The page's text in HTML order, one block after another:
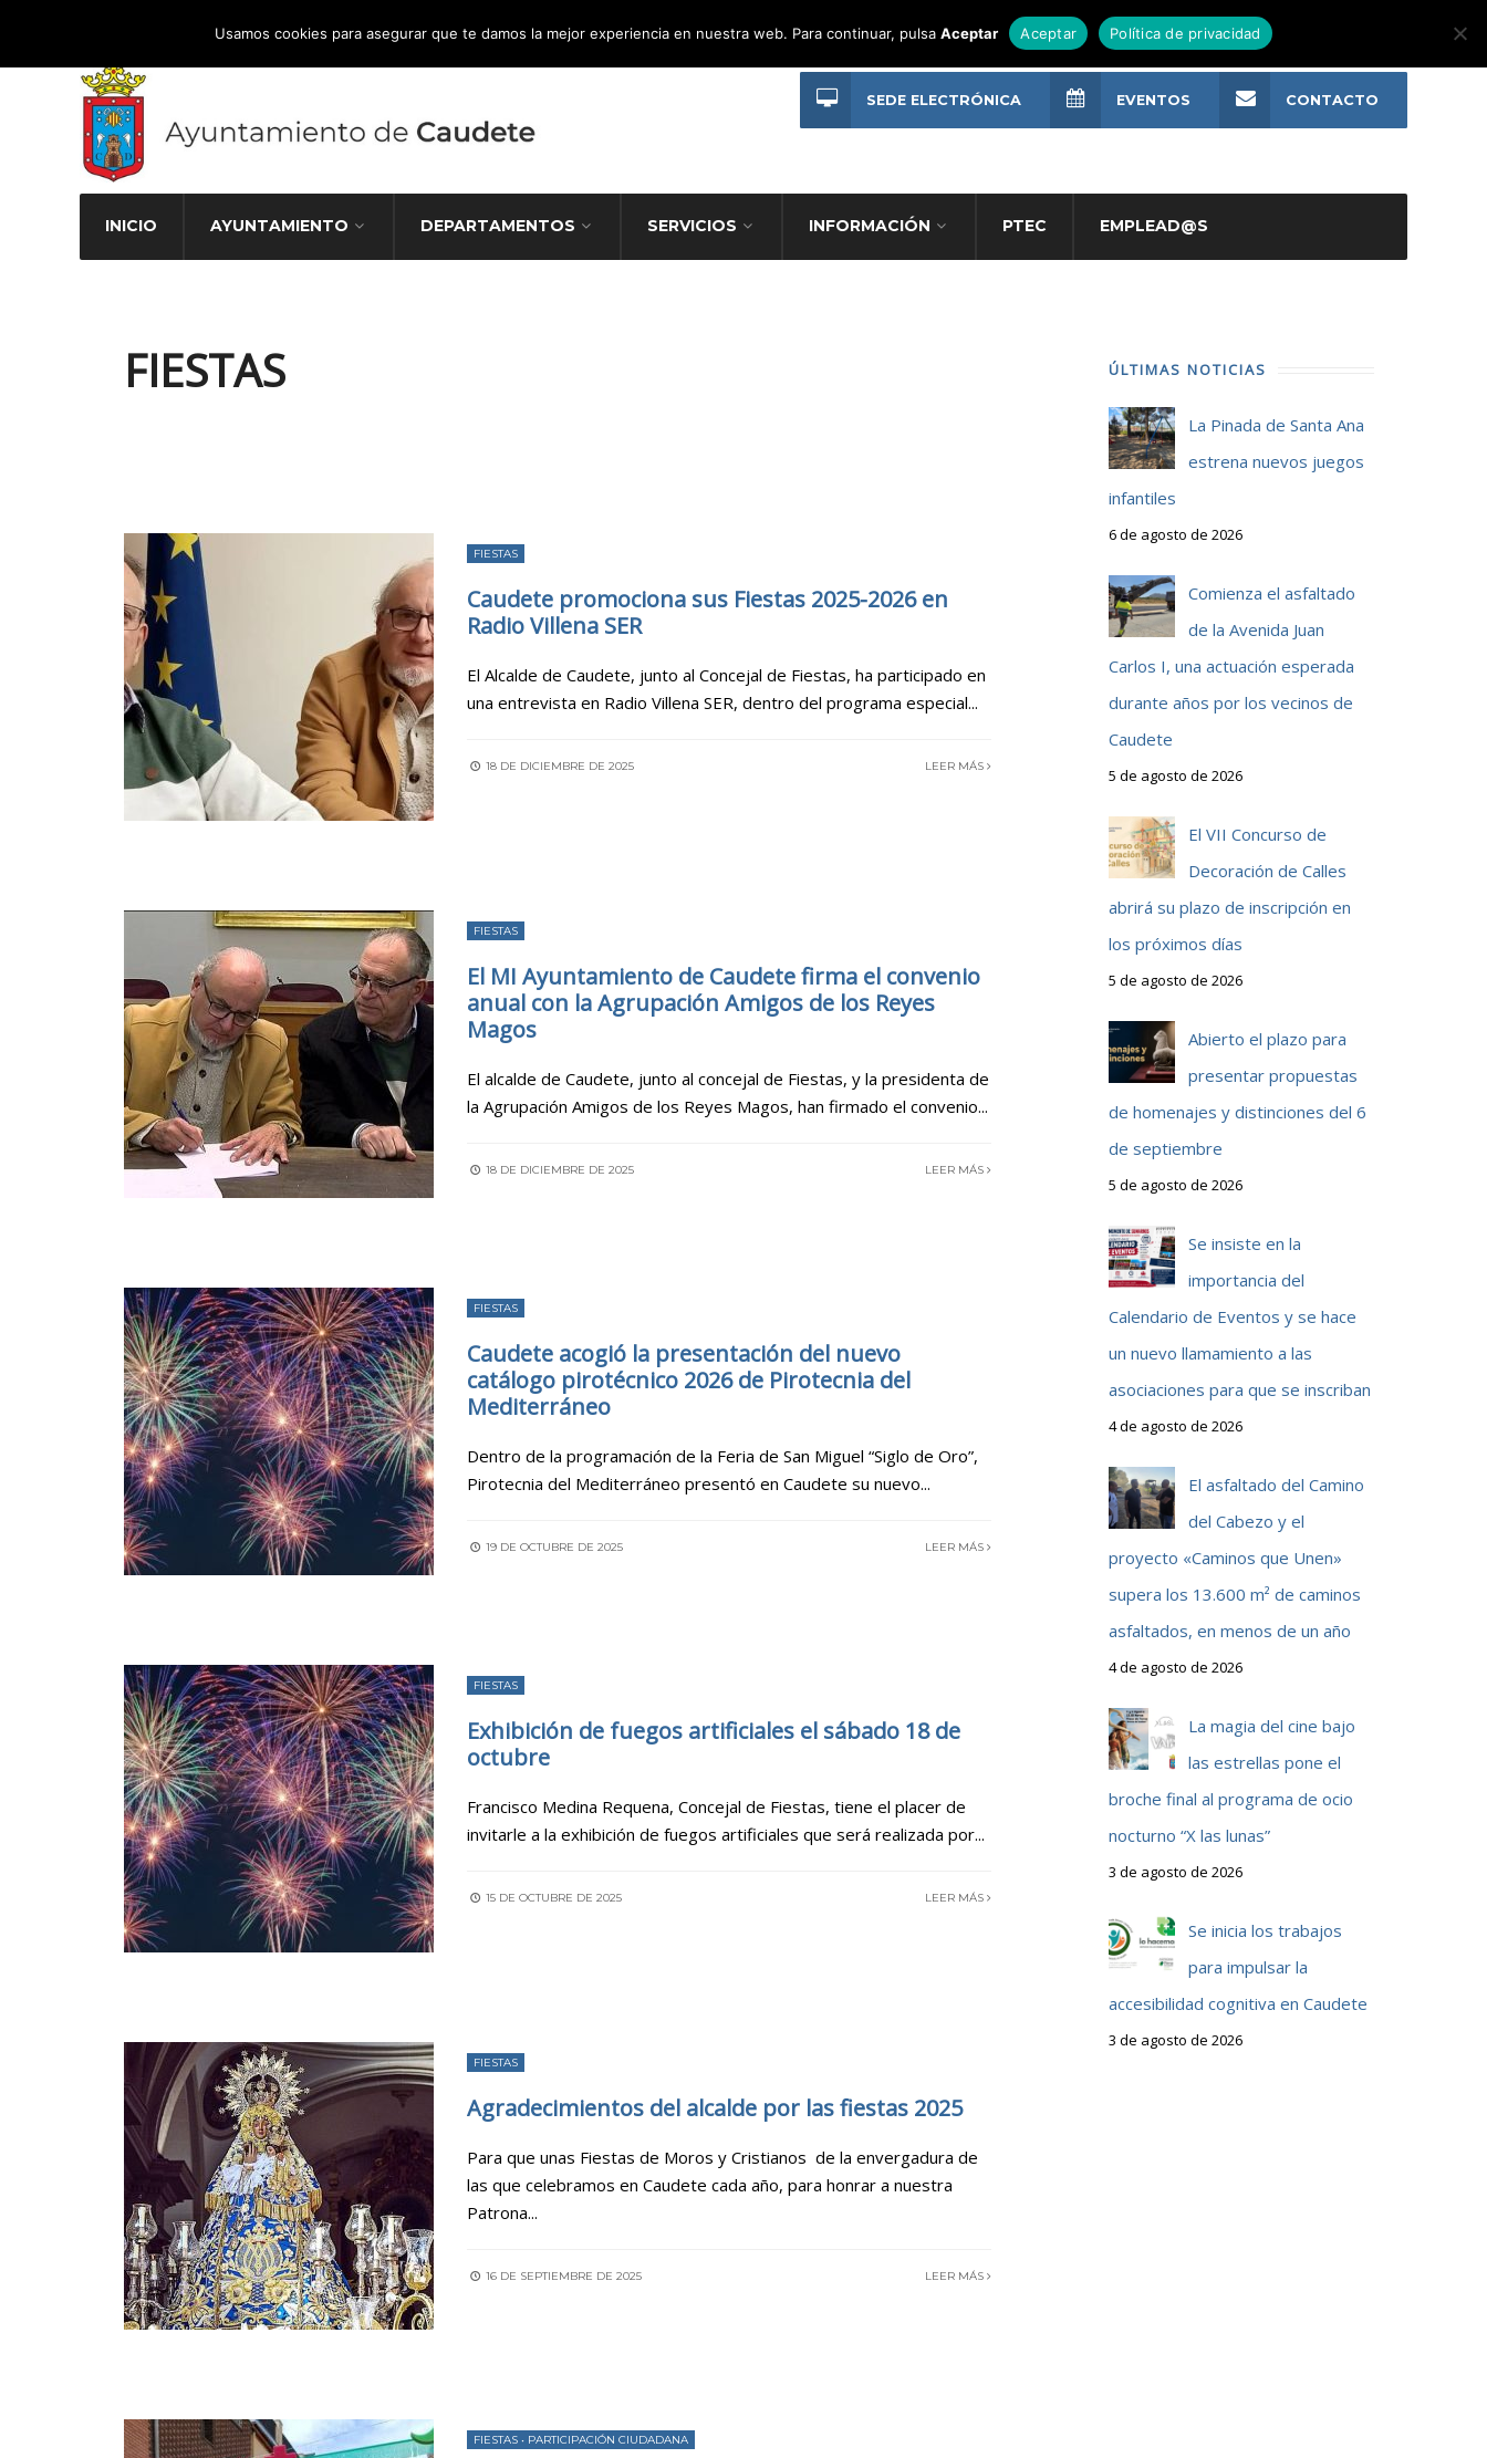
Atención Ciudadana 965 827 000
INICIO AYUNTAMIENTO DEPARTAMENTOS SERVICIOS INFORMACIÓN PTEC EMPLEAD@S
SEDE ELECTRÓNICA EVENTOS CONTACTO
FIESTAS
FIESTAS
Caudete promociona sus Fiestas 2025-2026 en
Radio Villena SER
El Alcalde de Caudete, junto al Concejal de Fiestas, ha participado en
una entrevista en Radio Villena SER, dentro del programa especial...
18 DE DICIEMBRE DE 2025 LEER MÁS
FIESTAS
El MI Ayuntamiento de Caudete firma el convenio
anual con la Agrupación Amigos de los Reyes
Magos
El alcalde de Caudete, junto al concejal de Fiestas, y la presidenta de
la Agrupación Amigos de los Reyes Magos, han firmado el convenio...
18 DE DICIEMBRE DE 2025 LEER MÁS
FIESTAS
Caudete acogió la presentación del nuevo
catálogo pirotécnico 2026 de Pirotecnia del
Mediterráneo
Dentro de la programación de la Feria de San Miguel “Siglo de Oro”,
Pirotecnia del Mediterráneo presentó en Caudete su nuevo...
19 DE OCTUBRE DE 2025 LEER MÁS
FIESTAS
Exhibición de fuegos artificiales el sábado 18 de
octubre
Francisco Medina Requena, Concejal de Fiestas, tiene el placer de
invitarle a la exhibición de fuegos artificiales que será realizada por...
15 DE OCTUBRE DE 2025 LEER MÁS
FIESTAS
Agradecimientos del alcalde por las fiestas 2025
Para que unas Fiestas de Moros y Cristianos de la envergadura de
las que celebramos en Caudete cada año, para honrar a nuestra
Patrona...
16 DE SEPTIEMBRE DE 2025 LEER MÁS
FIESTAS • PARTICIPACIÓN CIUDADANA
ÚLTIMAS NOTICIAS
La Pinada de Santa Ana
estrena nuevos juegos
infantiles
6 de agosto de 2026
Comienza el asfaltado
de la Avenida Juan
Carlos I, una actuación esperada
durante años por los vecinos de
Caudete
5 de agosto de 2026
El VII Concurso de
Decoración de Calles
abrirá su plazo de inscripción en
los próximos días
5 de agosto de 2026
Abierto el plazo para
presentar propuestas
de homenajes y distinciones del 6
de septiembre
5 de agosto de 2026
Se insiste en la
importancia del
Calendario de Eventos y se hace
un nuevo llamamiento a las
asociaciones para que se inscriban
4 de agosto de 2026
El asfaltado del Camino
del Cabezo y el
proyecto «Caminos que Unen»
supera los 13.600 m² de caminos
asfaltados, en menos de un año
4 de agosto de 2026
La magia del cine bajo
las estrellas pone el
broche final al programa de ocio
nocturno “X las lunas”
3 de agosto de 2026
Se inicia los trabajos
para impulsar la
accesibilidad cognitiva en Caudete
3 de agosto de 2026
Usamos cookies para asegurar que te damos la mejor experiencia en nuestra web. Para continuar, pulsaAceptar Aceptar Política de privacidad